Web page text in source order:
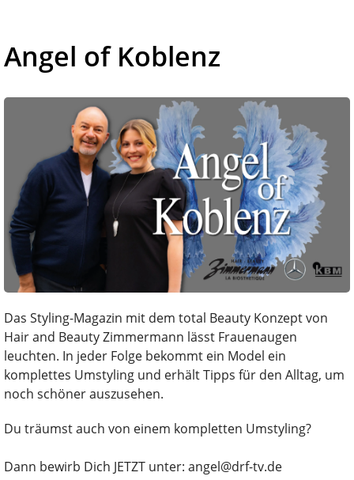
Angel of Koblenz
Das Styling-Magazin mit dem total Beauty Konzept von
Hair and Beauty Zimmermann lässt Frauenaugen
leuchten. In jeder Folge bekommt ein Model ein
komplettes Umstyling und erhält Tipps für den Alltag, um
noch schöner auszusehen.
Du träumst auch von einem kompletten Umstyling?
Dann bewirb Dich JETZT unter: angel@drf-tv.de